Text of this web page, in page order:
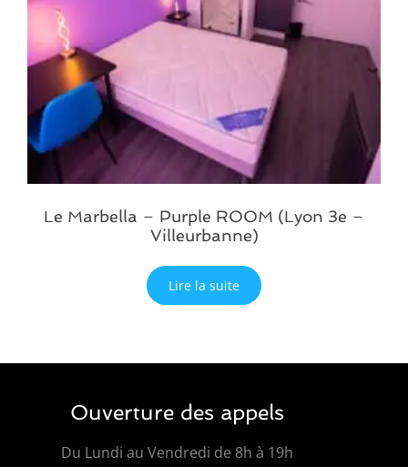
Le Marbella – Purple ROOM (Lyon 3e –
Villeurbanne)
Lire la suite
Ouverture des appels
Du Lundi au Vendredi de 8h à 19h